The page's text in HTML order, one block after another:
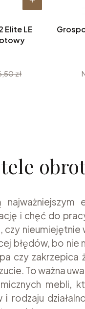
Elite LE
zł
i chęć do
nieumiejętnie
błędów, bo
czy
To ważna
mebli,
rodzaju